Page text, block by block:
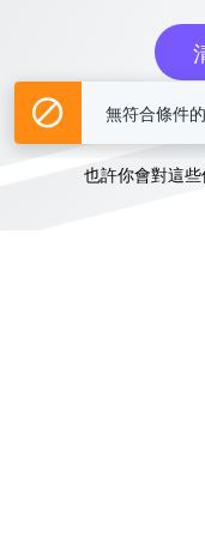
也許你會對這
無符合條件